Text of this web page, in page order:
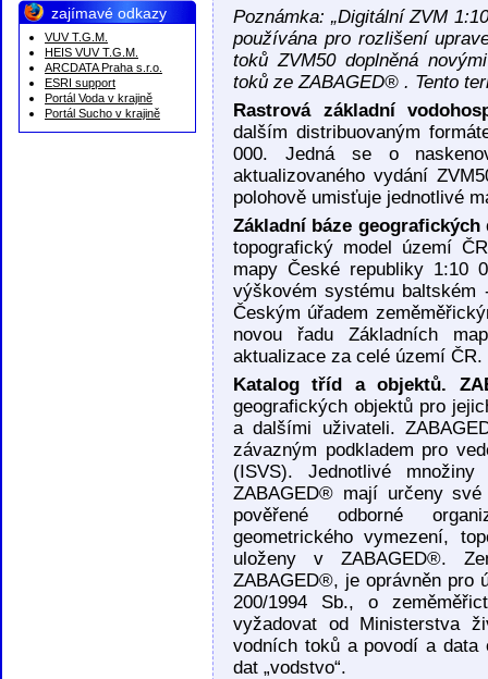
zajímavé odkazy
VUV T.G.M.
HEIS VUV T.G.M.
ARCDATA Praha s.r.o.
ESRI support
Portál Voda v krajině
Portál Sucho v krajině
Poznámka: „Digitální ZVM
používána pro rozlišení
toků ZVM50 doplněná
toků ze ZABAGED® . Tento
Rastrová základní
dalším distribuovaným
000. Jedná se o
aktualizovaného vydání
polohově umisťuje jednotlivé
Základní báze geografických
topografický model území
mapy České republiky 1:10
výškovém systému
Českým úřadem
novou řadu Základních
aktualizace za celé území ČR.
Katalog tříd a objektů.
geografických objektů pro
a dalšími uživateli.
závazným podkladem pro
(ISVS). Jednotlivé
ZABAGED® mají určeny
pověřené odborné
geometrického vymezení,
uloženy v ZABAGED®.
ZABAGED®, je oprávněn pro
200/1994 Sb., o
vyžadovat od Ministerstva
vodních toků a povodí a data
dat „vodstvo“.